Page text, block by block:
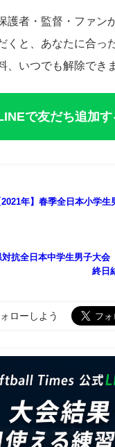
護者・監督・ファン
くと、あなたに合っ
、いつでも解除でき
で友だち追加す
2021年】春季全日本小学
対抗全日本中学生男子大
終日
ローしよう